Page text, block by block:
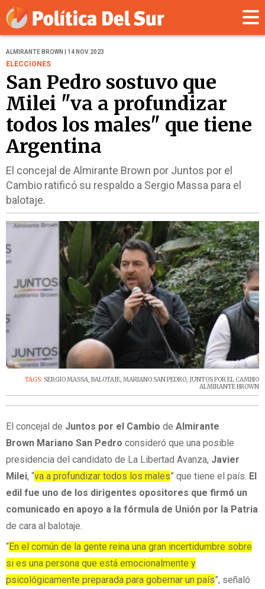
ALMIRANTE BROWN | 14 NOV 2023
ELECCIONES
San Pedro sostuvo que
Milei "va a profundizar
todos los males" que tiene
Argentina
El concejal de Almirante Brown por Juntos por el
Cambio ratificó su respaldo a Sergio Massa para el
balotaje.
TAGS: SERGIO MASSA, BALOTAJE, MARIANO SAN PEDRO, JUNTOS POR EL CAMBIO
ALMIRANTE BROWN
El concejal de Juntos por el Cambio de Almirante
Brown Mariano San Pedro consideró que una posible
presidencia del candidato de La Libertad Avanza, Javier
Milei, “va a profundizar todos los males” que tiene el país. El
edil fue uno de los dirigentes opositores que firmó un
comunicado en apoyo a la fórmula de Unión por la Patria
de cara al balotaje.
“En el común de la gente reina una gran incertidumbre sobre
si es una persona que está emocionalmente y
psicológicamente preparada para gobernar un país”, señaló